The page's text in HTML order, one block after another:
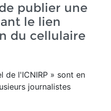
publier une
le lien
du cellulaire
de l'ICNIRP » sont en
journalistes